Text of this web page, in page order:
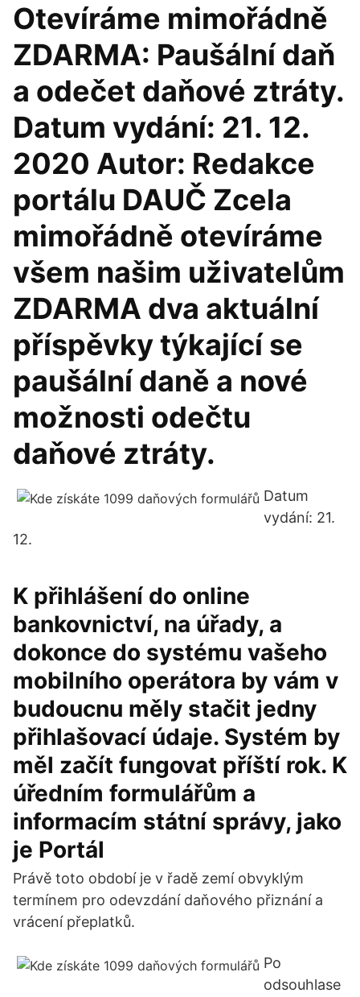
Otevíráme mimořádně
ZDARMA: Paušální daň
a odečet daňové ztráty.
Datum vydání: 21. 12.
2020 Autor: Redakce
portálu DAUČ Zcela
mimořádně otevíráme
všem našim uživatelům
ZDARMA dva aktuální
příspěvky týkající se
paušální daně a nové
možnosti odečtu
daňové ztráty.
Datum
vydání: 21.
12.
K přihlášení do online
bankovnictví, na úřady, a
dokonce do systému vašeho
mobilního operátora by vám v
budoucnu měly stačit jedny
přihlašovací údaje. Systém by
měl začít fungovat příští rok. K
úředním formulářům a
informacím státní správy, jako
je Portál
Právě toto období je v řadě zemí obvyklým
termínem pro odevzdání daňového přiznání a
vrácení přeplatků.
Po
odsouhlase